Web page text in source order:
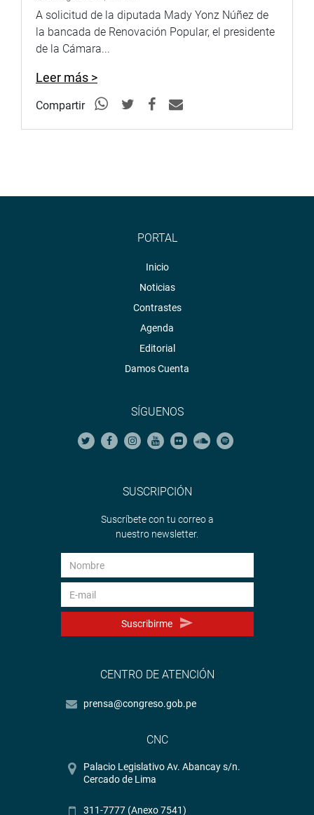
A solicitud de la diputada Mady Yonz Núñez de
la bancada de Renovación Popular, el presidente
de la Cámara...
Leer más >
Compartir
PORTAL
Inicio
Noticias
Contrastes
Agenda
Editorial
Damos Cuenta
SÍGUENOS
SUSCRIPCIÓN
Suscríbete con tu correo a
nuestro newsletter.
Suscribirme
CENTRO DE ATENCIÓN
prensa@congreso.gob.pe
CNC
Palacio Legislativo Av. Abancay s/n.
Cercado de Lima
311-7777 (Anexo 7541)